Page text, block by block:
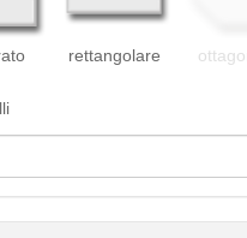
rettangolare